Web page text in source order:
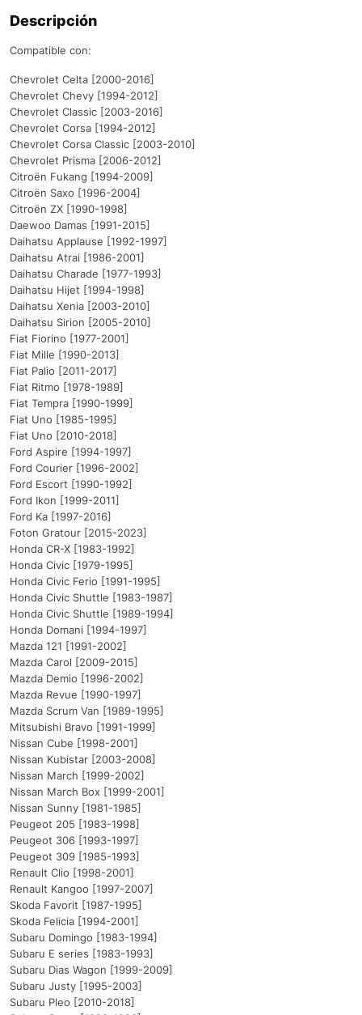
Descripción
Compatible con:
Chevrolet Celta [2000-2016]
Chevrolet Chevy [1994-2012]
Chevrolet Classic [2003-2016]
Chevrolet Corsa [1994-2012]
Chevrolet Corsa Classic [2003-2010]
Chevrolet Prisma [2006-2012]
Citroën Fukang [1994-2009]
Citroën Saxo [1996-2004]
Citroën ZX [1990-1998]
Daewoo Damas [1991-2015]
Daihatsu Applause [1992-1997]
Daihatsu Atrai [1986-2001]
Daihatsu Charade [1977-1993]
Daihatsu Hijet [1994-1998]
Daihatsu Xenia [2003-2010]
Daihatsu Sirion [2005-2010]
Fiat Fiorino [1977-2001]
Fiat Mille [1990-2013]
Fiat Palio [2011-2017]
Fiat Ritmo [1978-1989]
Fiat Tempra [1990-1999]
Fiat Uno [1985-1995]
Fiat Uno [2010-2018]
Ford Aspire [1994-1997]
Ford Courier [1996-2002]
Ford Escort [1990-1992]
Ford Ikon [1999-2011]
Ford Ka [1997-2016]
Foton Gratour [2015-2023]
Honda CR-X [1983-1992]
Honda Civic [1979-1995]
Honda Civic Ferio [1991-1995]
Honda Civic Shuttle [1983-1987]
Honda Civic Shuttle [1989-1994]
Honda Domani [1994-1997]
Mazda 121 [1991-2002]
Mazda Carol [2009-2015]
Mazda Demio [1996-2002]
Mazda Revue [1990-1997]
Mazda Scrum Van [1989-1995]
Mitsubishi Bravo [1991-1999]
Nissan Cube [1998-2001]
Nissan Kubistar [2003-2008]
Nissan March [1999-2002]
Nissan March Box [1999-2001]
Nissan Sunny [1981-1985]
Peugeot 205 [1983-1998]
Peugeot 306 [1993-1997]
Peugeot 309 [1985-1993]
Renault Clio [1998-2001]
Renault Kangoo [1997-2007]
Skoda Favorit [1987-1995]
Skoda Felicia [1994-2001]
Subaru Domingo [1983-1994]
Subaru E series [1983-1993]
Subaru Dias Wagon [1999-2009]
Subaru Justy [1995-2003]
Subaru Pleo [2010-2018]